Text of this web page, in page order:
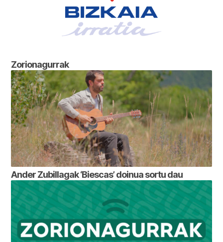
Zorionagurrak
Ander Zubillagak ‘Biescas’ doinua sortu dau